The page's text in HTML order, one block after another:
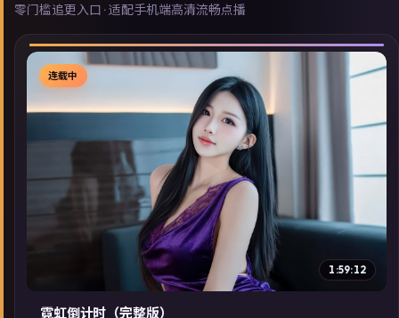
零门槛追更入口 · 适配手机端高清流畅点播
▶
连载中
1:59:12
霓虹倒计时（完整版）